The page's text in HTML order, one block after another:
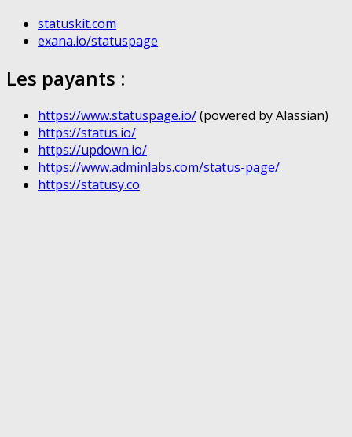
statuskit.com
exana.io/statuspage
Les payants :
https://www.statuspage.io/(powered by Alassian)
https://status.io/
https://updown.io/
https://www.adminlabs.com/status-page/
https://statusy.co